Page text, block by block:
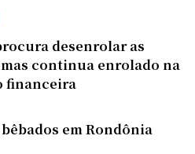
desenrolar as
continua enrolado na
financeira
em Rondônia